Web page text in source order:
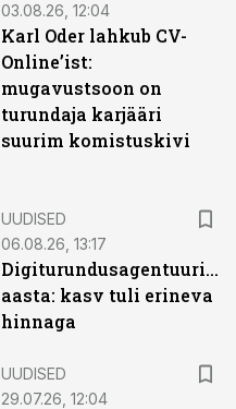
03.08.26, 12:04
Karl Oder lahkub CV-
Online’ist:
mugavustsoon on
turundaja karjääri
suurim komistuskivi
UUDISED
06.08.26, 13:17
Digiturundusagentuuride
aasta: kasv tuli erineva
hinnaga
UUDISED
29.07.26, 12:04